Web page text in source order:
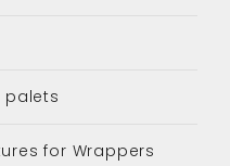
palets
for Wrappers